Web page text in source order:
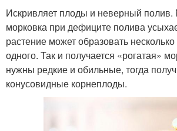
Искривляет плоды и неверный полив.
морковка при дефиците полива
растение может образовать
одного. Так и получается «рогатая»
нужны редкие и обильные, тогда
конусовидные корнеплоды.